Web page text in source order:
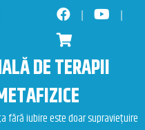
DE TERAPII
fără iubire este doar supraviețuire